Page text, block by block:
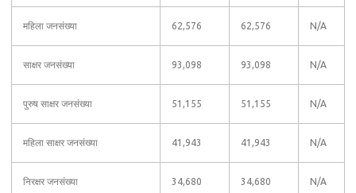
महिला जनसंख्या 62,576 62,576 N/A
साक्षर जनसंख्या 93,098 93,098 N/A
पुरुष साक्षर जनसंख्या 51,155 51,155 N/A
महिला साक्षर जनसंख्या 41,943 41,943 N/A
निरक्षर जनसंख्या 34,680 34,680 N/A